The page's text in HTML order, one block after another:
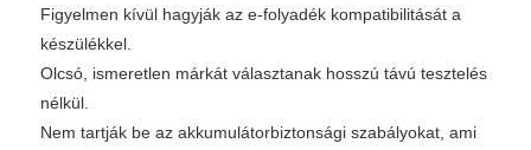
Figyelmen kívül hagyják az e-folyadék kompatibilitását a
készülékkel.
Olcsó, ismeretlen márkát választanak hosszú távú tesztelés
nélkül.
Nem tartják be az akkumulátorbiztonsági szabályokat, ami